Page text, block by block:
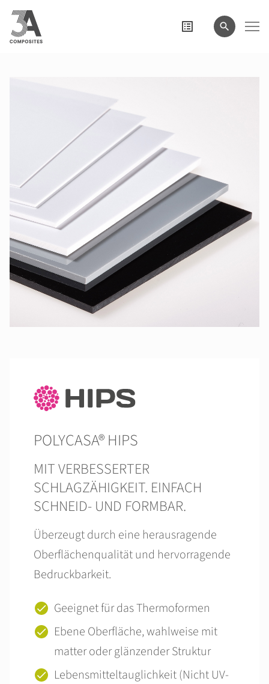
eingeben
POLYCASA® HIPS
MIT VERBESSERTER
SCHLAGZÄHIGKEIT. EINFACH
SCHNEID- UND FORMBAR.
Überzeugt durch eine herausragende
Oberflächenqualität und hervorragende
Bedruckbarkeit.
Geeignet für das Thermoformen
Ebene Oberfläche, wahlweise mit
matter oder glänzender Struktur
Lebensmitteltauglichkeit (Nicht UV-